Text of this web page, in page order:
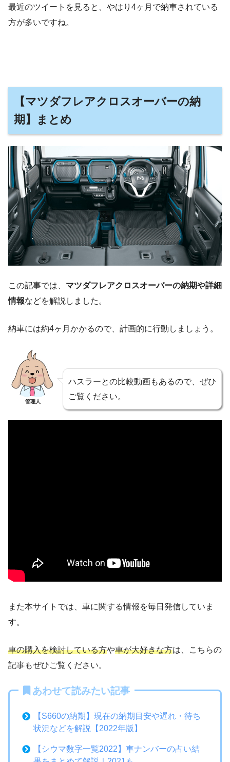
最近のツイートを見ると、やはり4ヶ月で納車されている
方が多いですね。
【マツダフレアクロスオーバーの納
期】まとめ
この記事では、 マツダフレアクロスオーバーの納期や詳細
情報などを解説しました。
納車には約4ヶ月かかるので、計画的に行動しましょう。
管理人
ハスラーとの比較動画もあるので、ぜひ
ご覧ください。
また本サイトでは、車に関する情報を毎日発信していま
す。
車の購入を検討している方や車が大好きな方は、こちらの
記事もぜひご覧ください。
あわせて読みたい記事
【S660の納期】現在の納期目安や遅れ・待ち
状況などを解説【2022年版】
【シウマ数字一覧2022】車ナンバーの占い結